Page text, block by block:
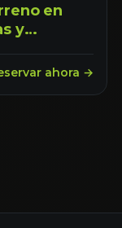
en
y
ahora →